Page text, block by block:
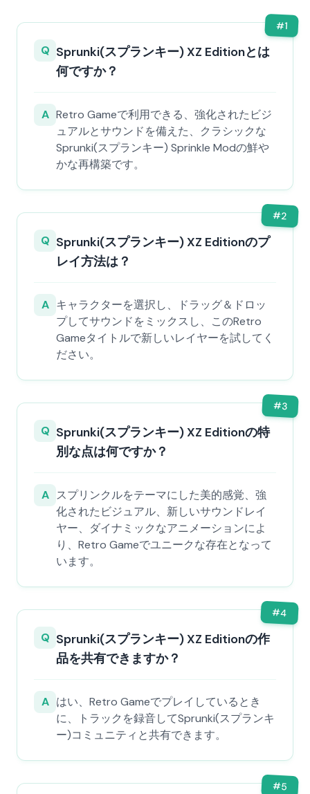
#1
Q Sprunki(スプランキー) XZ Editionとは
何ですか？
A Retro Gameで利用できる、強化されたビジ
ュアルとサウンドを備えた、クラシックな
Sprunki(スプランキー) Sprinkle Modの鮮や
かな再構築です。
#2
Q Sprunki(スプランキー) XZ Editionのプ
レイ方法は？
A キャラクターを選択し、ドラッグ＆ドロッ
プしてサウンドをミックスし、このRetro
Gameタイトルで新しいレイヤーを試してく
ださい。
#3
Q Sprunki(スプランキー) XZ Editionの特
別な点は何ですか？
A スプリンクルをテーマにした美的感覚、強
化されたビジュアル、新しいサウンドレイ
ヤー、ダイナミックなアニメーションによ
り、Retro Gameでユニークな存在となって
います。
#4
Q Sprunki(スプランキー) XZ Editionの作
品を共有できますか？
A はい、Retro Gameでプレイしているとき
に、トラックを録音してSprunki(スプランキ
ー)コミュニティと共有できます。
#5